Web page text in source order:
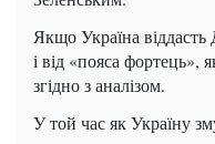
Якщо Україна віддасть
і від «пояса
згідно з аналізом.
У той час як Україну